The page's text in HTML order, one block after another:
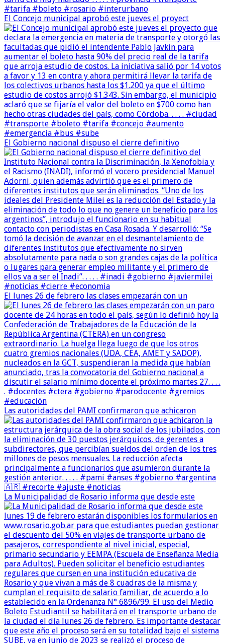
El Concejo municipal aprobó este jueves el proyect
El Gobierno nacional dispuso el cierre definitivo
El lunes 26 de febrero las clases empezarán con un
Las autoridades del PAMI confirmaron que achicaron
La Municipalidad de Rosario informa que desde este